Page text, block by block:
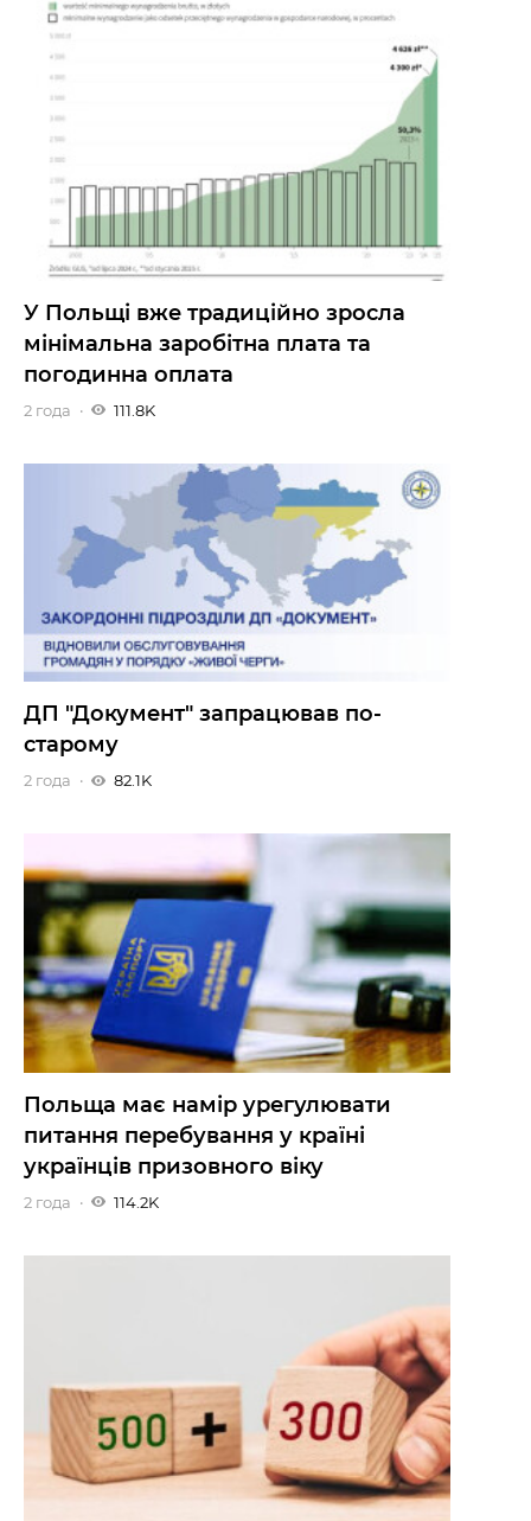
У Польщі вже традиційно зросла
мінімальна заробітна плата та
погодинна оплата
2 года 111.8K
ДП "Документ" запрацював по-
старому
2 года 82.1K
Польща має намір урегулювати
питання перебування у країні
українців призовного віку
2 года 114.2K